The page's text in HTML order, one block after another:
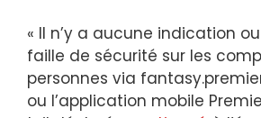
« Il n’y a aucune indication
faille de sécurité sur les
personnes via
ou l’application mobile